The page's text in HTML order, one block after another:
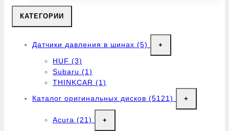
КАТЕГОРИИ
Датчики давления в шинах (5) +
HUF (3)
Subaru (1)
THINKCAR (1)
Каталог оригинальных дисков (5121) +
Acura (21) +